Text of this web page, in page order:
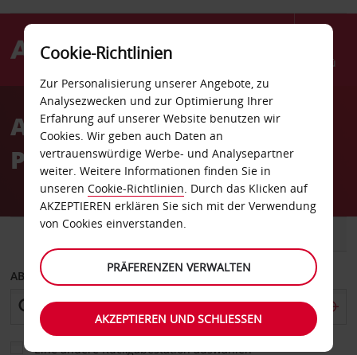
Menü
AvisAutovermietung Herzliya
Pituach
ABHOLEN VON
Eine andere Rückgabestation auswählen
Cookie-Richtlinien
Zur Personalisierung unserer Angebote, zu
Analysezwecken und zur Optimierung Ihrer
Erfahrung auf unserer Website benutzen wir
Cookies. Wir geben auch Daten an
vertrauenswürdige Werbe- und Analysepartner
weiter. Weitere Informationen finden Sie in
unseren Cookie-Richtlinien. Durch das Klicken auf
AKZEPTIEREN erklären Sie sich mit der Verwendung
von Cookies einverstanden.
PRÄFERENZEN VERWALTEN
AKZEPTIEREN UND SCHLIESSEN